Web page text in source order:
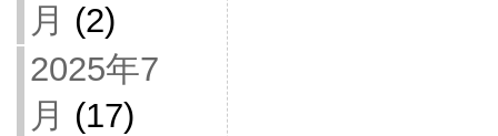
月 (2)
2025年7
月 (17)